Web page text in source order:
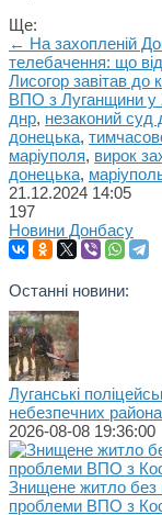
Ще:
← На захопленій
телебачення: що
Лисогор завітав до
ВПО з Луганщини у
днр, незаконий суд
донецька,
маріуполя, вирок
донецька,
21.12.2024 14:05
197
Новини Донбасу
Останні новини:
Луганські
небезпечних
2026-08-08 19:36:00
Знищене житло без
проблеми ВПО з